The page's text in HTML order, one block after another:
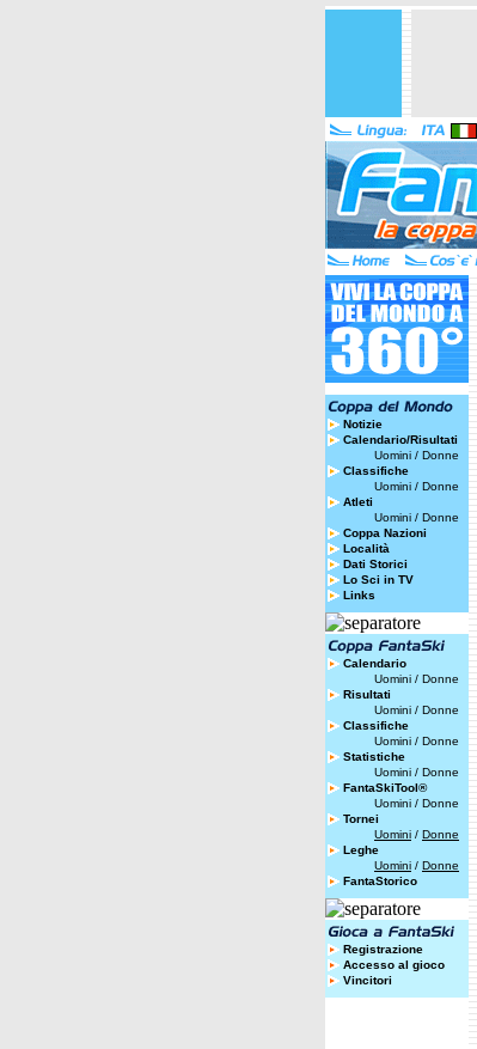
Notizie
Calendario/Risultati
Uomini / Donne
Classifiche
Uomini / Donne
Atleti
Uomini / Donne
Coppa Nazioni
Località
Dati Storici
Lo Sci in TV
Links
Calendario
Uomini / Donne
Risultati
Uomini / Donne
Classifiche
Uomini / Donne
Statistiche
Uomini / Donne
FantaSkiTool®
Uomini / Donne
Tornei
Uomini / Donne
Leghe
Uomini / Donne
FantaStorico
Registrazione
Accesso al gioco
Vincitori